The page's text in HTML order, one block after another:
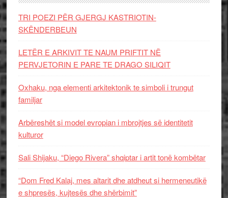
TRI POEZI PËR GJERGJ KASTRIOTIN-
SKËNDERBEUN
LETËR E ARKIVIT TE NAUM PRIFTIT NË
PERVJETORIN E PARE TE DRAGO SILIQIT
Oxhaku, nga elementi arkitektonik te simboli i trungut
familjar
Arbëreshët si model evropian i mbrojtjes së identitetit
kulturor
Sali Shijaku, “Diego Rivera” shqiptar i artit tonë kombëtar
“Dom Fred Kalaj, mes altarit dhe atdheut si hermeneutikë
e shpresës, kujtesës dhe shërbimit”